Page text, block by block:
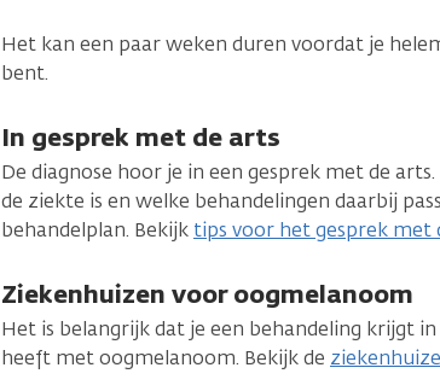
Het kan een paar weken duren voordat je
bent.
In gesprek met de arts
De diagnose hoor je in een gesprek met de
de ziekte is en welke behandelingen daarbij
behandelplan. Bekijk tips voor het gesprek met
Ziekenhuizen voor oogmelanoom
Het is belangrijk dat je een behandeling krijgt
heeft met oogmelanoom. Bekijk de